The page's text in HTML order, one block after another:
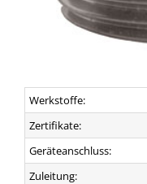
Werkstoffe:
Zertifikate:
Geräteanschluss:
Zuleitung: